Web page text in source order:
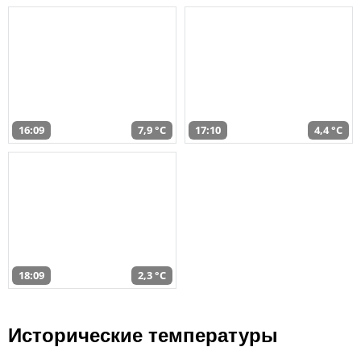
16:09 7,9 °C 17:10 4,4 °C
18:09 2,3 °C
Исторические температуры